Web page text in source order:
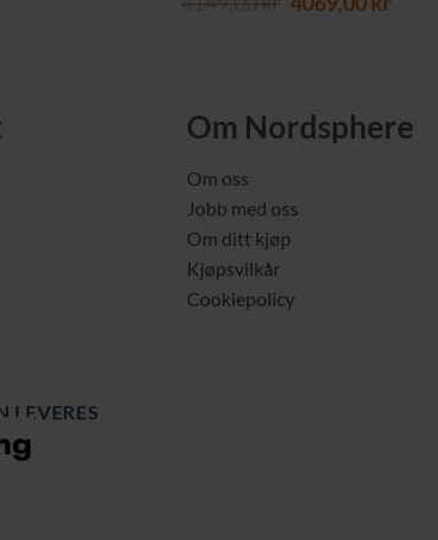
Om Nordsphere
Om oss
Jobb med oss
Om ditt kjøp
Kjøpsvilkår
Cookiepolicy
LEVERES